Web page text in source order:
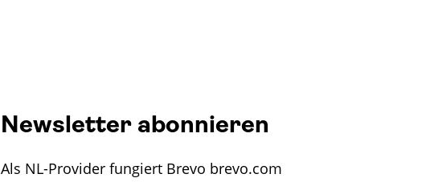
Newsletter abonnieren
Als NL-Provider fungiert Brevo brevo.com